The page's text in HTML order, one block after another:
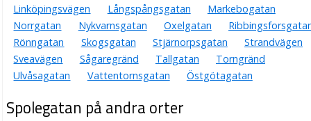
Linköpingsvägen
Långspångsgatan
Markebogatan
Norrgatan
Nykvarnsgatan Oxelgatan
Rönngatan
Skogsgatan Stjärnorpsgatan
Strandvägen
Sveavägen
Sågaregränd Tallgatan
Torngränd
Ulvåsagatan
Vattentornsgatan Östgötagatan
Spolegatan på andra orter